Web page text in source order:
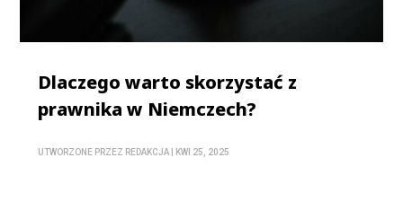
Dlaczego warto skorzystać z
prawnika w Niemczech?
UTWORZONE PRZEZ REDAKCJA KWI 25, 2025